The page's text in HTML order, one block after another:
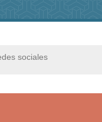
sociales